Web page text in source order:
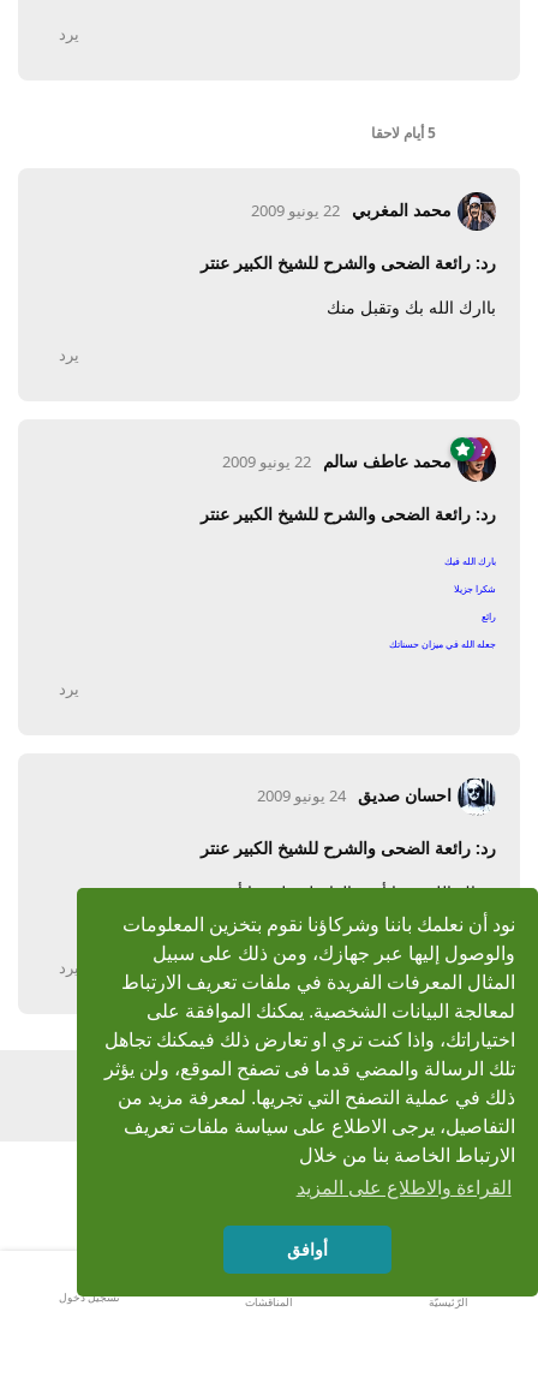
نود أن نعلمك باننا وشركاؤنا نقوم بتخزين المعلومات
والوصول إليها عبر جهازك، ومن ذلك على سبيل
المثال المعرفات الفريدة في ملفات تعريف الارتباط
لمعالجة البيانات الشخصية. يمكنك الموافقة على
اختياراتك، واذا كنت تري او تعارض ذلك فيمكنك تجاهل
تلك الرسالة والمضي قدما فى تصفح الموقع، ولن يؤثر
ذلك في عملية التصفح التي تجريها. لمعرفة مزيد من
التفاصيل، يرجى الاطلاع على سياسة ملفات تعريف
الارتباط الخاصة بنا من خلال
القراءة والاطلاع على المزيد
أوافق
يرد
5 أيام لاحقا
محمد المغربي 22 يونيو 2009
رد: رائعة الضحى والشرح للشيخ الكبير عنتر
باارك الله بك وتقبل منك
يرد
محمد عاطف سالم 22 يونيو 2009
رد: رائعة الضحى والشرح للشيخ الكبير عنتر
بارك الله فيك
شكرا جزيلا
رائع
جعله الله في ميزان حسناتك
يرد
احسان صديق 24 يونيو 2009
رد: رائعة الضحى والشرح للشيخ الكبير عنتر
جزاك الله خيرا أخي الفاضل على ما أضفت
بارك الله فيك ....وجعل لك كل حرف فيها شفيعا يوم القيامة
يرد
اضف رد
الرّئيسيّة المناقشات تسجيل دخول